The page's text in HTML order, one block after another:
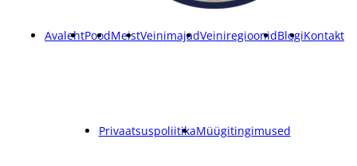
AvalehtPoodMeistVeinimajadVeiniregioonidBlogiKontakt
PrivaatsuspoliitikaMüügitingimused